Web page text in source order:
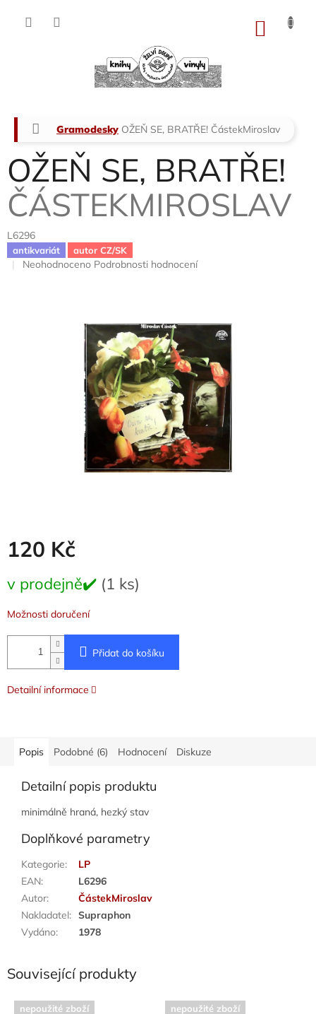
Domů
Gramodesky OŽEŇ SE, BRATŘE! ČástekMiroslav
OŽEŇ SE, BRATŘE!
ČÁSTEKMIROSLAV
L6296
antikvariát autor CZ/SK
Průměrné
Neohodnoceno Podrobnosti hodnocení
120 Kč
cena:
v prodejně✔️ (1 ks)
Možnosti doručení
Přidat do košíku
Detailní informace
Popis Podobné (6) Hodnocení Diskuze
Detailní popis produktu
minimálně hraná, hezký stav
Doplňkové parametry
Kategorie:
LP
EAN:
L6296
Autor:
ČástekMiroslav
Nakladatel: Supraphon
Vydáno: 1978
Související produkty
nepoužité zboží nepoužité zboží